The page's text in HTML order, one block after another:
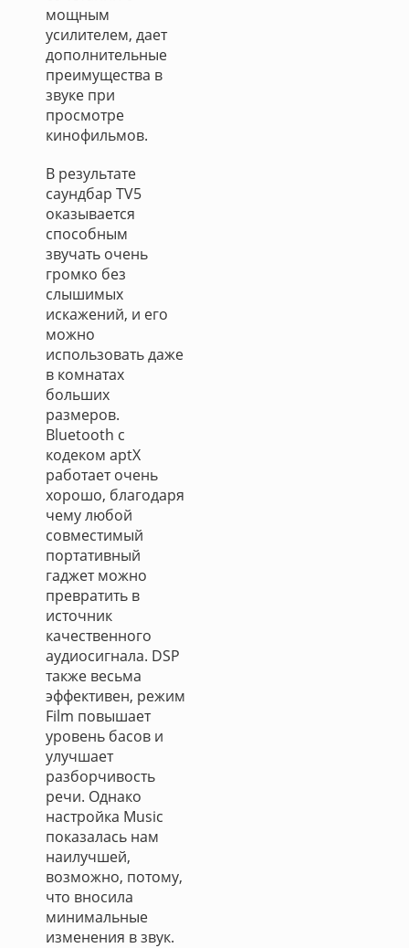
мощным
усилителем, дает
дополнительные
преимущества в
звуке при
просмотре
кинофильмов.
В результате
саундбар TV5
оказывается
способным
звучать очень
громко без
слышимых
искажений, и его
можно
использовать даже
в комнатах
больших
размеров.
Bluetooth с
кодеком aptX
работает очень
хорошо, благодаря
чему любой
совместимый
портативный
гаджет можно
превратить в
источник
качественного
аудиосигнала. DSP
также весьма
эффективен, режим
Film повышает
уровень басов и
улучшает
разборчивость
речи. Однако
настройка Music
показалась нам
наилучшей,
возможно, потому,
что вносила
минимальные
изменения в звук.